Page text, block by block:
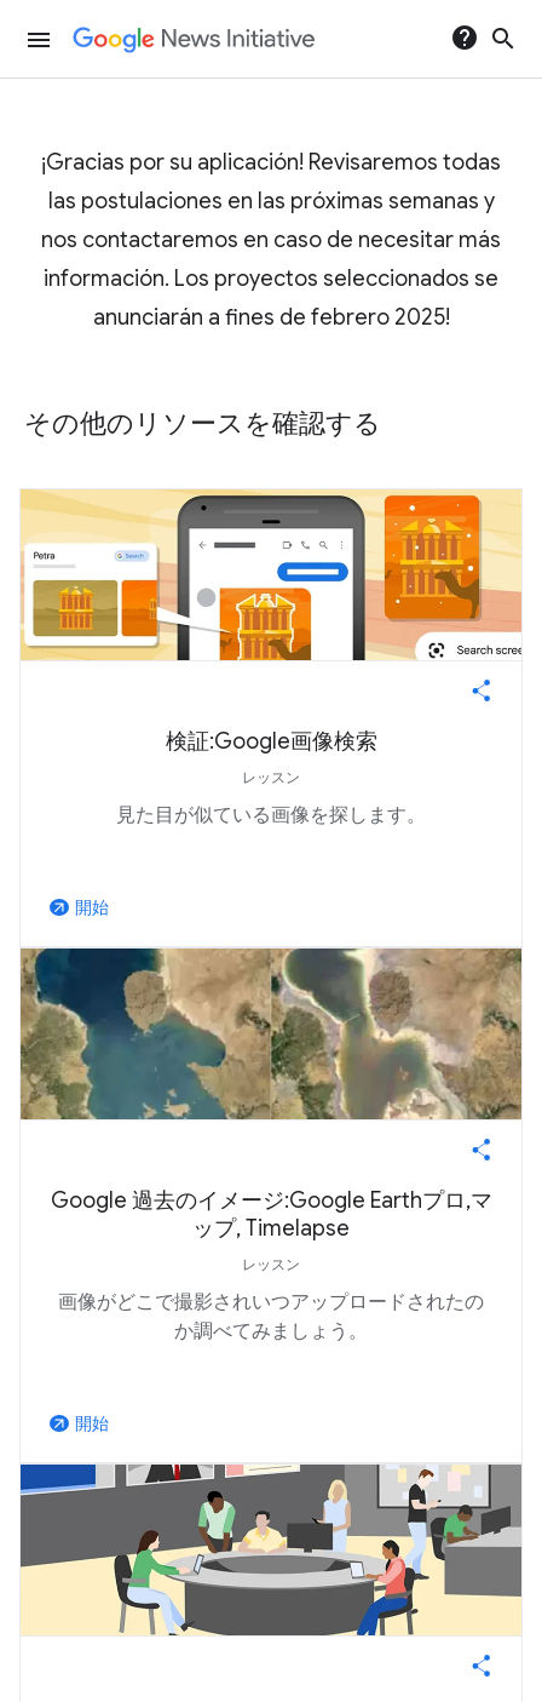
menu help search
¡Gracias por su aplicación! Revisaremos todas
las postulaciones en las próximas semanas y
nos contactaremos en caso de necesitar más
información. Los proyectos seleccionados se
anunciarán a fines de febrero 2025!
その他のリソースを確認する
検証:Google画像検索
レッスン
見た目が似ている画像を探します。
arrow_outward 開始
Google 過去のイメージ:Google Earthプロ,マ
ップ, Timelapse
レッスン
画像がどこで撮影されいつアップロードされたの
か調べてみましょう。
arrow_outward 開始